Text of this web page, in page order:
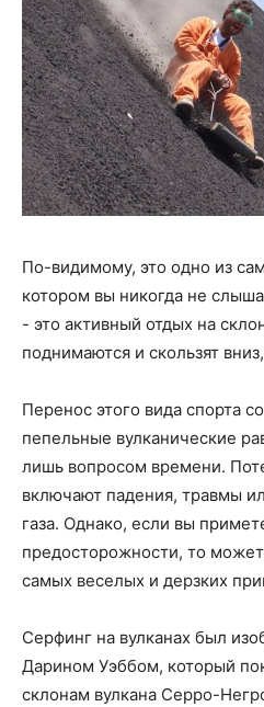
По-видимому, это одно из
котором вы никогда не
- это активный отдых на
поднимаются и скользят
Перенос этого вида спорта
пепельные вулканические
лишь вопросом времени.
включают падения, травмы
газа. Однако, если вы
предосторожности, то
самых веселых и дерзких
Серфинг на вулканах был
Дарином Уэббом, который
склонам вулкана Серро-